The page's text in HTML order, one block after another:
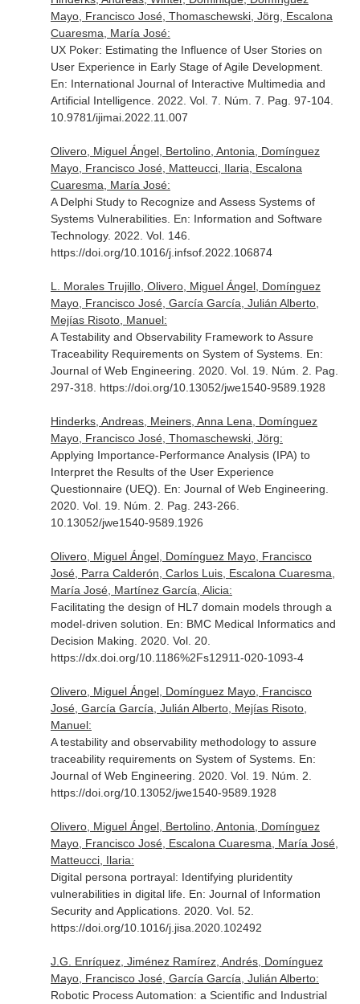
Mayo, Francisco José, Thomaschewski, Jörg, Escalona
Cuaresma, María José:
UX Poker: Estimating the Influence of User Stories on
User Experience in Early Stage of Agile Development.
En: International Journal of Interactive Multimedia and
Artificial Intelligence. 2022. Vol. 7. Núm. 7. Pag. 97-104.
10.9781/ijimai.2022.11.007
Olivero, Miguel Ángel, Bertolino, Antonia, Domínguez
Mayo, Francisco José, Matteucci, Ilaria, Escalona
Cuaresma, María José:
A Delphi Study to Recognize and Assess Systems of
Systems Vulnerabilities. En: Information and Software
Technology. 2022. Vol. 146.
https://doi.org/10.1016/j.infsof.2022.106874
L. Morales Trujillo, Olivero, Miguel Ángel, Domínguez
Mayo, Francisco José, García García, Julián Alberto,
Mejías Risoto, Manuel:
A Testability and Observability Framework to Assure
Traceability Requirements on System of Systems. En:
Journal of Web Engineering . 2020. Vol. 19. Núm. 2. Pag.
297-318. https://doi.org/10.13052/jwe1540-9589.1928
Hinderks, Andreas, Meiners, Anna Lena, Domínguez
Mayo, Francisco José, Thomaschewski, Jörg:
Applying Importance-Performance Analysis (IPA) to
Interpret the Results of the User Experience
Questionnaire (UEQ). En: Journal of Web Engineering
2020. Vol. 19. Núm. 2. Pag. 243-266.
10.13052/jwe1540-9589.1926
Olivero, Miguel Ángel, Domínguez Mayo, Francisco
José, Parra Calderón, Carlos Luis, Escalona Cuaresma,
María José, Martínez García, Alicia:
Facilitating the design of HL7 domain models through a
model-driven solution. En: BMC Medical Informatics and
Decision Making . 2020. Vol. 20.
https://dx.doi.org/10.1186%2Fs12911-020-1093-4
Olivero, Miguel Ángel, Domínguez Mayo, Francisco
José, García García, Julián Alberto, Mejías Risoto,
Manuel:
A testability and observability methodology to assure
traceability requirements on System of Systems. En:
Journal of Web Engineering . 2020. Vol. 19. Núm. 2.
https://doi.org/10.13052/jwe1540-9589.1928
Olivero, Miguel Ángel, Bertolino, Antonia, Domínguez
Mayo, Francisco José, Escalona Cuaresma, María José,
Matteucci, Ilaria:
Digital persona portrayal: Identifying pluridentity
vulnerabilities in digital life. En: Journal of Information
Security and Applications. 2020. Vol. 52.
https://doi.org/10.1016/j.jisa.2020.102492
J.G. Enríquez, Jiménez Ramírez, Andrés, Domínguez
Mayo, Francisco José, García García, Julián Alberto:
Robotic Process Automation: a Scientific and Industrial